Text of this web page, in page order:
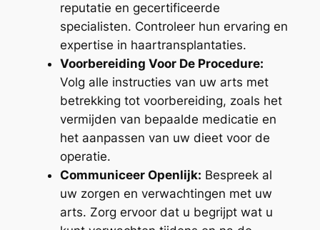
reputatie en gecertificeerde
specialisten. Controleer hun ervaring en
expertise in haartransplantaties.
Voorbereiding Voor De Procedure:
Volg alle instructies van uw arts met
betrekking tot voorbereiding, zoals het
vermijden van bepaalde medicatie en
het aanpassen van uw dieet voor de
operatie.
Communiceer Openlijk: Bespreek al
uw zorgen en verwachtingen met uw
arts. Zorg ervoor dat u begrijpt wat u